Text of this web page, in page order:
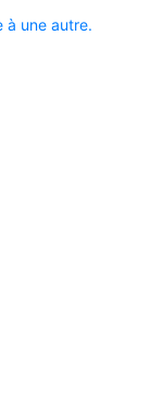
à une autre.